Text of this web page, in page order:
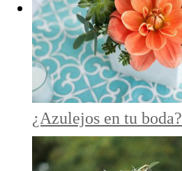
¿Azulejos en tu boda?